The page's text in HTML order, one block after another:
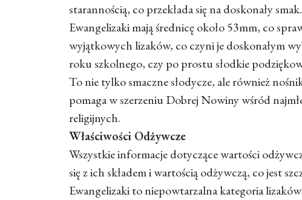
starannością, co przekłada się na doskonały smak.
Ewangelizaki mają średnicę około 53mm, co
wyjątkowych lizaków, co czyni je doskonałym
roku szkolnego, czy po prostu słodkie
To nie tylko smaczne słodycze, ale również
pomaga w szerzeniu Dobrej Nowiny wśród
religijnych.
Właściwości Odżywcze
Wszystkie informacje dotyczące wartości
się z ich składem i wartością odżywczą, co jest
Ewangelizaki to niepowtarzalna kategoria